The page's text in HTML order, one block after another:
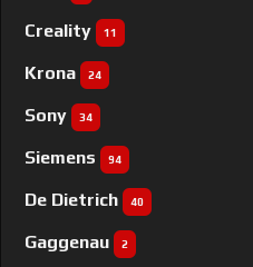
Creality 11
Krona 24
Sony 34
Siemens 94
De Dietrich 40
Gaggenau 2